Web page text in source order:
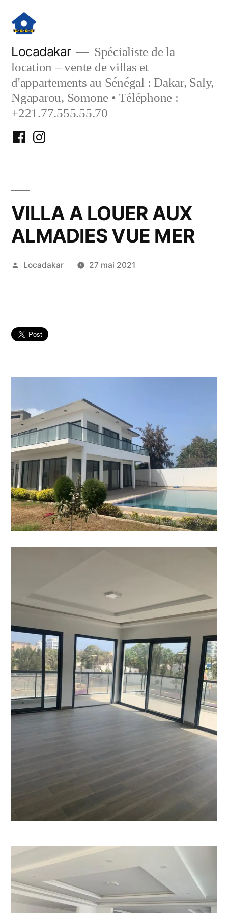
contenu
Locadakar
Spécialiste de la
location – vente de villas et
d'appartements au Sénégal : Dakar, Saly,
Ngaparou, Somone • Téléphone :
+221.77.555.55.70
FacebookInstagram
VILLA A LOUER AUX
ALMADIES VUE MER
Publié
Locadakar 27 mai 2021